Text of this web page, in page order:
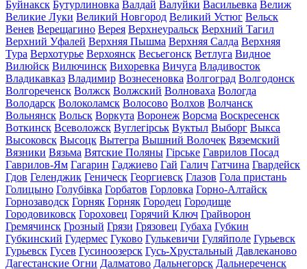
Буйнакск Бутурлиновка Валдай Валуйки Васильевка Велиж
Великие Луки Великий Новгород Великий Устюг Вельск
Венев Верещагино Верея Верхнеуральск Верхний Тагил
Верхний Уфалей Верхняя Пышма Верхняя Салда Верхняя
Тура Верхотурье Верхоянск Весьегонск Ветлуга Видное
Вилюйск Вилючинск Вихоревка Вичуга Владивосток
Владикавказ Владимир Вознесеновка Волгоград Волгодонск
Волгореченск Волжск Волжский Волноваха Вологда
Володарск Волоколамск Волосово Волхов Волчанск
Вольнянск Вольск Воркута Воронеж Ворсма Воскресенск
Воткинск Всеволожск Вуглегірськ Вуктыл Выборг Выкса
Высоковск Высоцк Вытегра Вышний Волочек Вяземский
Вязники Вязьма Вятские Поляны Гірське Гаврилов Посад
Гаврилов-Ям Гагарин Гаджиево Гай Галич Гатчина Гвардейск
Гдов Геленджик Геническ Георгиевск Глазов Гола пристань
Голицыно Голубівка Горбатов Горловка Горно-Алтайск
Горнозаводск Горняк Горняк Городец Городище
Городовиковск Гороховец Горячий Ключ Грайворон
Гремячинск Грозный Грязи Грязовец Губаха Губкин
Губкинский Гудермес Гуково Гулькевичи Гуляйполе Гурьевск
Гурьевск Гусев Гусиноозерск Гусь-Хрустальный Давлеканово
Дагестанские Огни Далматово Дальнегорск Дальнереченск